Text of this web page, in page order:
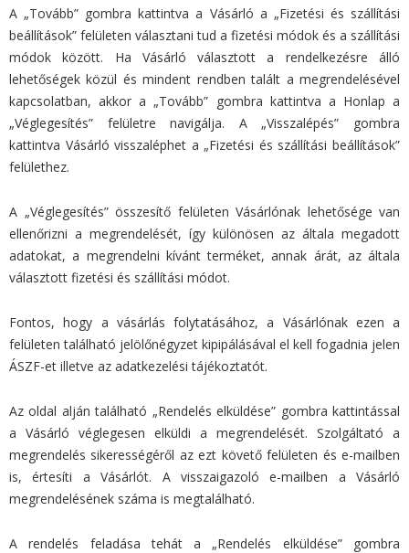
A „Tovább” gombra kattintva a Vásárló a „Fizetési és szállítási
beállítások” felületen választani tud a fizetési módok és a szállítási
módok között. Ha Vásárló választott a rendelkezésre álló
lehetőségek közül és mindent rendben talált a megrendelésével
kapcsolatban, akkor a „Tovább” gombra kattintva a Honlap a
„Véglegesítés” felületre navigálja. A „Visszalépés” gombra
kattintva Vásárló visszaléphet a „Fizetési és szállítási beállítások”
felülethez.
A „Véglegesítés” összesítő felületen Vásárlónak lehetősége van
ellenőrizni a megrendelését, így különösen az általa megadott
adatokat, a megrendelni kívánt terméket, annak árát, az általa
választott fizetési és szállítási módot.
Fontos, hogy a vásárlás folytatásához, a Vásárlónak ezen a
felületen található jelölőnégyzet kipipálásával el kell fogadnia jelen
ÁSZF-et illetve az adatkezelési tájékoztatót.
Az oldal alján található „Rendelés elküldése” gombra kattintással
a Vásárló véglegesen elküldi a megrendelését. Szolgáltató a
megrendelés sikerességéről az ezt követő felületen és e-mailben
is, értesíti a Vásárlót. A visszaigazoló e-mailben a Vásárló
megrendelésének száma is megtalálható.
A rendelés feladása tehát a „Rendelés elküldése” gombra